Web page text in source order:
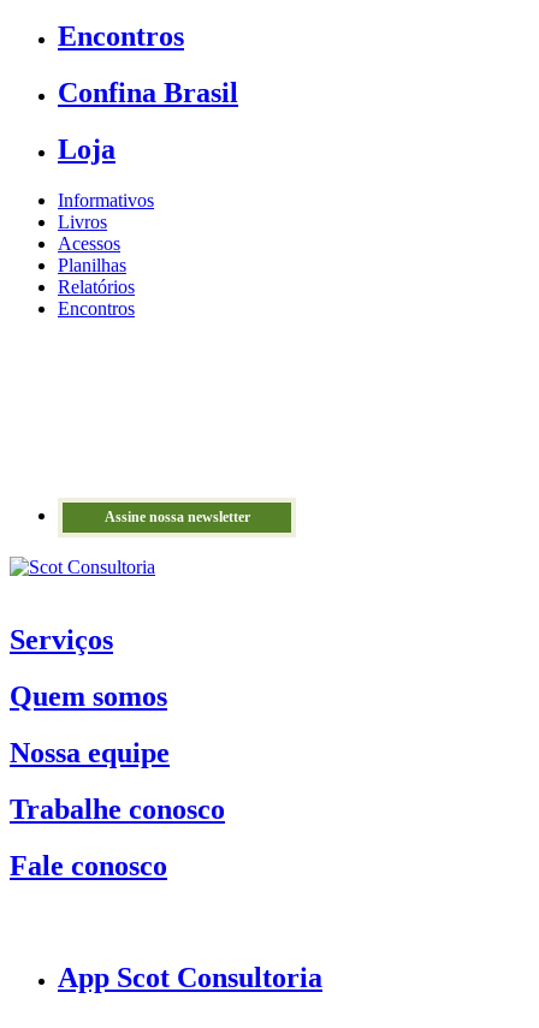
Encontros
Confina Brasil
Loja
Informativos
Livros
Acessos
Planilhas
Relatórios
Encontros
Assine nossa newsletter
Serviços
Quem somos
Nossa equipe
Trabalhe conosco
Fale conosco
App Scot Consultoria